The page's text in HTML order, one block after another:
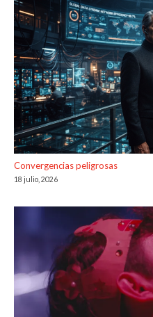
Convergencias peligrosas
18 julio, 2026